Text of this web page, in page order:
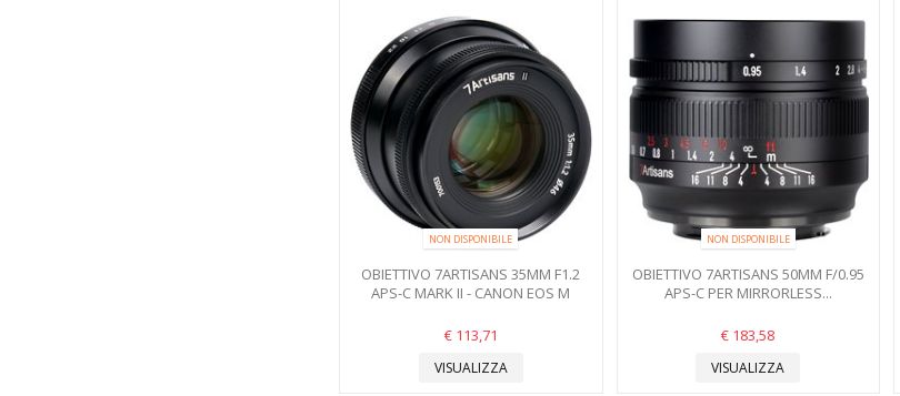
NON DISPONIBILE
OBIETTIVO 7ARTISANS 35MM F1.2
APS-C MARK II - CANON EOS M
€ 113,71
VISUALIZZA
NON DISPONIBILE
OBIETTIVO 7ARTISANS 50MM F/0.95
APS-C PER MIRRORLESS...
€ 183,58
VISUALIZZA